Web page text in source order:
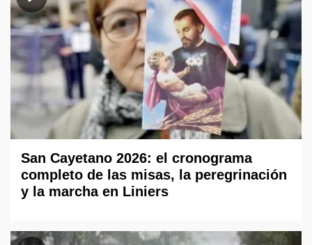
San Cayetano 2026: el cronograma
completo de las misas, la peregrinación
y la marcha en Liniers